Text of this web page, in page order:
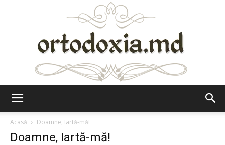
Acasă
Doamne, Iartă-mă!
Doamne, Iartă-mă!